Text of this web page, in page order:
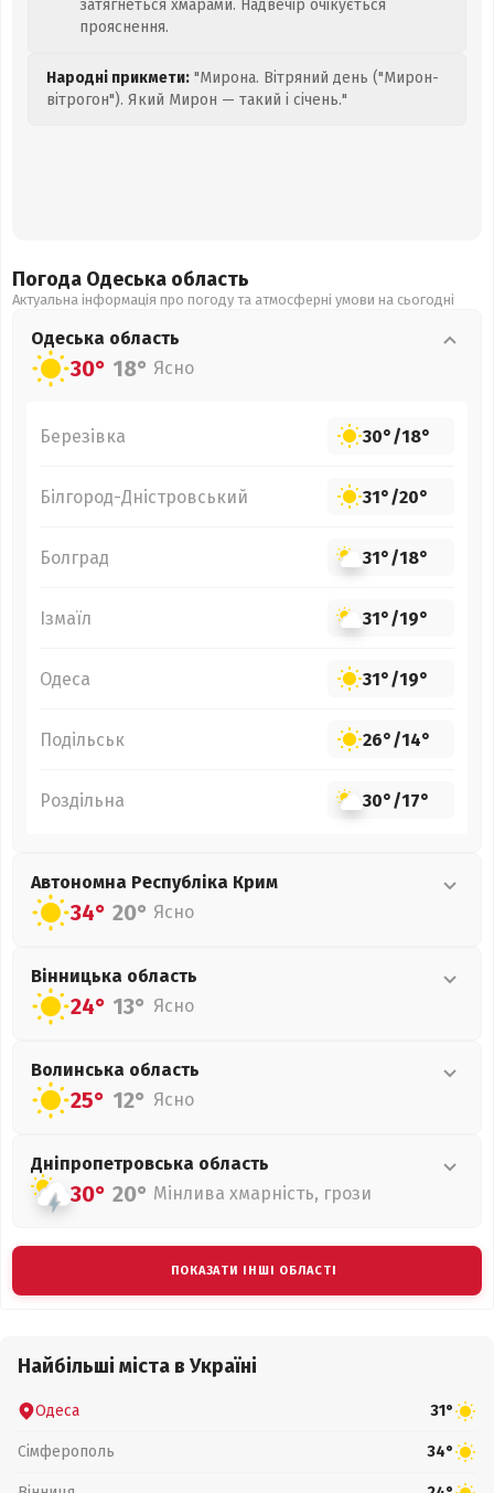
затягнеться хмарами. Надвечір очікується
прояснення.
Народні прикмети: "Мирона. Вітряний день ("Мирон-
вітрогон"). Який Мирон — такий і січень."
Погода Одеська область
Актуальна інформація про погоду та атмосферні умови на сьогодні
Одеська область
30° 18° Ясно
Березівка 30°/18°
Білгород-Дністровський 31°/20°
Болград 31°/18°
Ізмаїл 31°/19°
Одеса 31°/19°
Подільськ 26°/14°
Роздільна 30°/17°
Автономна Республіка Крим
34° 20° Ясно
Вінницька область
24° 13° Ясно
Волинська область
25° 12° Ясно
Дніпропетровська область
30° 20° Мінлива хмарність, грози
ПОКАЗАТИ ІНШІ ОБЛАСТІ
Найбільші міста в Україні
Одеса 31°
Сімферополь 34°